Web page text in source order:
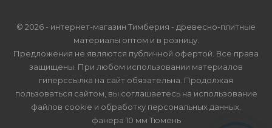
© 2026 - интернет-магазин Тимберия - древесно-плитные
материалы оптом и в розницу.
Предложения не являются публичной офертой. Все права
защищены. При любом использовании материалов
гиперссылка на сайт обязательна. Продолжая
пользоваться сайтом, вы соглашаетесь на использование
файлов cookie и обработку персональных данных
фанера 10 мм Тюмень